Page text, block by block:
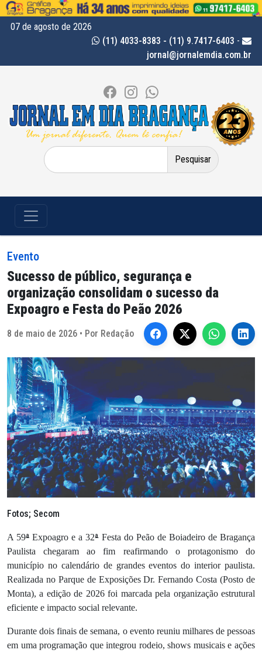
07 de agosto de 2026
(11) 4033-8383 - (11) 9.7417-6403 -
jornal@jornalemdia.com.br
Pesquisar
por:
Evento
Sucesso de público, segurança e
organização consolidam o sucesso da
Expoagro e Festa do Peão 2026
8 de maio de 2026 • Por Redação
Fotos; Secom
A 59ª Expoagro e a 32ªFesta do Peão de Boiadeiro de Bragança
Paulista chegaram ao fim reafirmando o protagonismo do
município no calendário de grandes eventos do interior paulista.
Realizada no Parque de Exposições Dr. Fernando Costa (Posto de
Monta), a edição de 2026 foi marcada pela organização estrutural
eficiente e impacto social relevante.
Durante dois finais de semana, o evento reuniu milhares de pessoas
em uma programação que integrou rodeio, shows musicais e ações